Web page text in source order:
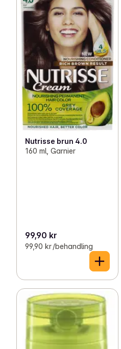
Nutrisse brun 4.0
160 ml, Garnier
99,90 kr
99,90 kr /behandling